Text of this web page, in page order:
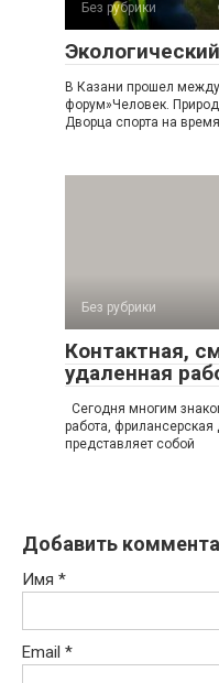
Без рубрики
В Казани прошел
форум»Человек.
Дворца спорта на время
Без рубрики
Контактная,
удаленная
Сегодня многим
работа, фрилансерская
представляет собой
Добавить
Имя *
Email *